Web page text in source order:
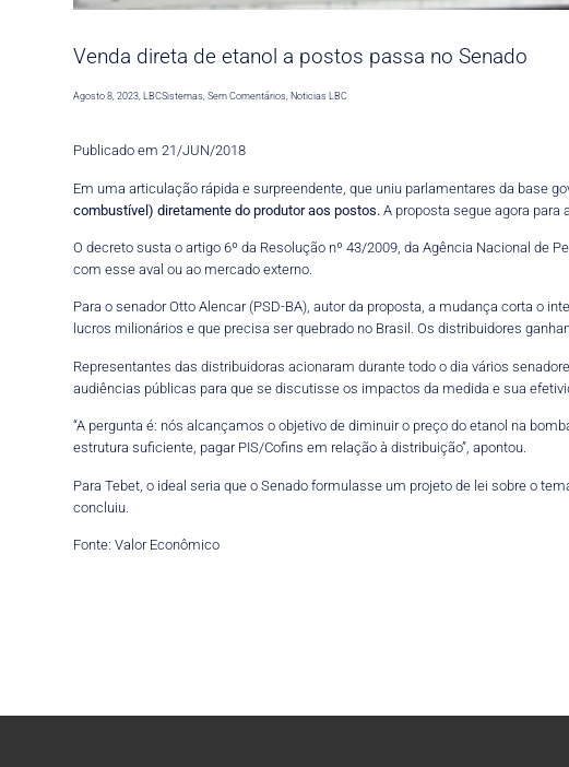
Venda direta de etanol a postos passa no Senado
Agosto 8, 2023 ,LBCSistemas Sem Comentários Noticias LBC
Publicado em 21/JUN/2018
Em uma articulação rápida e surpreendente, que uniu parlamentares da base
combustível) diretamente do produtor aos postos. A proposta segue agora para
O decreto susta o artigo 6º da Resolução nº 43/2009, da Agência Nacional de
com esse aval ou ao mercado externo.
Para o senador Otto Alencar (PSD-BA), autor da proposta, a mudança corta o
lucros milionários e que precisa ser quebrado no Brasil. Os distribuidores
Representantes das distribuidoras acionaram durante todo o dia vários
audiências públicas para que se discutisse os impactos da medida e sua
“A pergunta é: nós alcançamos o objetivo de diminuir o preço do etanol na
estrutura suficiente, pagar PIS/Cofins em relação à distribuição”, apontou.
Para Tebet, o ideal seria que o Senado formulasse um projeto de lei sobre o
concluiu.
Fonte: Valor Econômico